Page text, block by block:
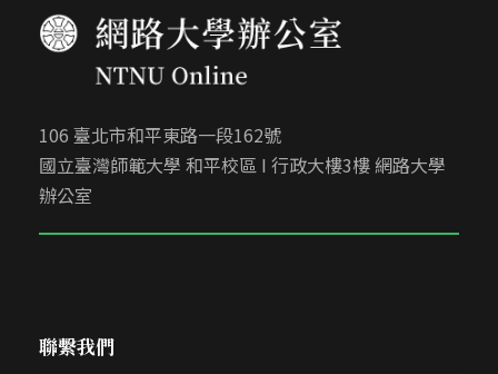
106 臺北市和平東路一段162號
國立臺灣師範大學 和平校區 I 行政大樓3樓 網路大學
辦公室
聯繫我們